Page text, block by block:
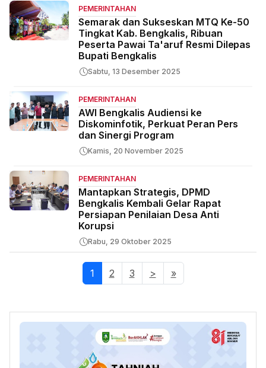
PEMERINTAHAN
Semarak dan Sukseskan MTQ Ke-50
Tingkat Kab. Bengkalis, Ribuan
Peserta Pawai Ta'aruf Resmi Dilepas
Bupati Bengkalis
Sabtu, 13 Desember 2025
PEMERINTAHAN
AWI Bengkalis Audiensi ke
Diskominfotik, Perkuat Peran Pers
dan Sinergi Program
Kamis, 20 November 2025
PEMERINTAHAN
Mantapkan Strategis, DPMD
Bengkalis Kembali Gelar Rapat
Persiapan Penilaian Desa Anti
Korupsi
Rabu, 29 Oktober 2025
1 (current)
2 3 > »